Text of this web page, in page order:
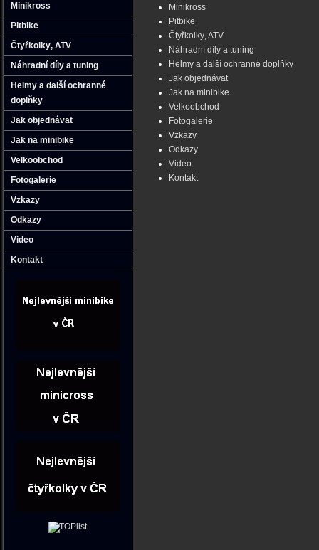
Minikross
Pitbike
Čtyřkolky‚ ATV
Náhradní díly a tuning
Helmy a další ochranné
doplňky
Jak objednávat
Jak na minibike
Velkoobchod
Fotogalerie
Vzkazy
Odkazy
Video
Kontakt
Minikross
Pitbike
Čtyřkolky‚ ATV
Náhradní díly a tuning
Helmy a další ochranné doplňky
Jak objednávat
Jak na minibike
Velkoobchod
Fotogalerie
Vzkazy
Odkazy
Video
Kontakt